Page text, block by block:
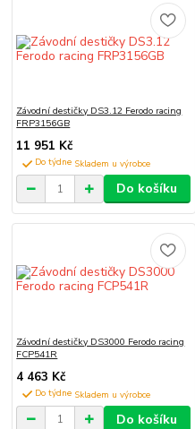
Závodní destičky DS3.12 Ferodo racing
FRP3156GB
11 951 Kč
Do týdne
Do košíku
Závodní destičky DS3000 Ferodo racing
FCP541R
4 463 Kč
Do týdne
Do košíku